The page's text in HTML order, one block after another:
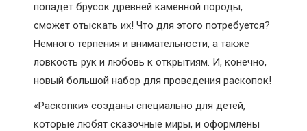
попадет брусок древней каменной породы,
сможет отыскать их! Что для этого потребуется?
Немного терпения и внимательности, а также
ловкость рук и любовь к открытиям. И, конечно,
новый большой набор для проведения раскопок!
«Раскопки» созданы специально для детей,
которые любят сказочные миры, и оформлены